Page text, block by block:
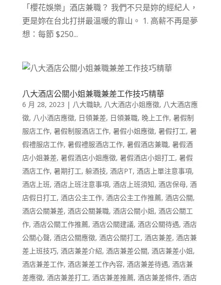
「櫻花娛樂」酒店兼職？ 我們不只是妳的經紀人，
更是妳在台北打拼最溫暖的靠山。 1. 高薪不再是夢
想：每節 $250...
八大酒店公關小姐兼職兼差工作技巧精華
6 月 28, 2023 | 八大職缺, 八大酒店小姐應徵, 八大酒店應
徵, 八小酒店應徵, 日領兼差, 日領兼職, 晚上工作, 暑假制
服店工作, 暑假制服酒店工作, 暑假小姐應徵, 暑假打工, 暑
假禮服店工作, 暑假禮服酒店工作, 暑假酒店兼職, 暑假酒
店小姐兼差, 暑假酒店小姐應徵, 暑假酒店小姐打工, 暑假
酒店工作, 暑期打工, 躲酒技, 酒店PT, 酒店上單注意事項,
酒店上班, 酒店上班注意事項, 酒店上班須知, 酒店保母, 酒
店假日打工, 酒店公主工作, 酒店公主工作推薦, 酒店公關,
酒店公關兼差, 酒店公關兼職, 酒店公關小姐, 酒店公關工
作, 酒店公關工作推薦, 酒店公關建議, 酒店公關待遇, 酒店
公關心聲, 酒店公關應徵, 酒店公關打工, 酒店兼差, 酒店兼
差上班技巧, 酒店兼差介紹, 酒店兼差公關, 酒店兼差小姐,
酒店兼差工作, 酒店兼差工作內容, 酒店兼差待遇, 酒店兼
差應徵, 酒店兼差打工, 酒店兼差推薦, 酒店兼差條件, 酒店